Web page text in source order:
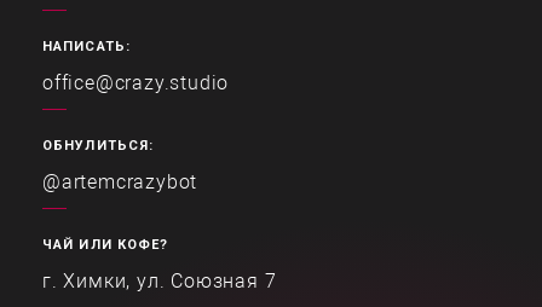
НАПИСАТЬ:
office@crazy.studio
ОБНУЛИТЬСЯ:
@artemcrazybot
ЧАЙ ИЛИ КОФЕ?
г. Химки, ул. Союзная 7